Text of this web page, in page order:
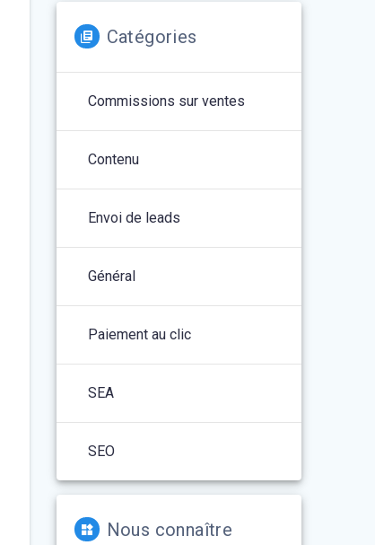
Catégories
Commissions sur ventes
Contenu
Envoi de leads
Général
Paiement au clic
SEA
SEO
Nous connaître